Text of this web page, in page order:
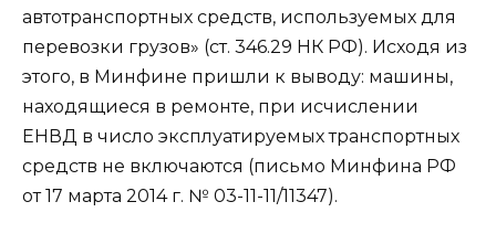
автотранспортных средств, используемых для
перевозки грузов» (ст. 346.29 НК РФ). Исходя из
этого, в Минфине пришли к выводу: машины,
находящиеся в ремонте, при исчислении
ЕНВД в число эксплуатируемых транспортных
средств не включаются (письмо Минфина РФ
от 17 марта 2014 г. № 03-11-11/11347).